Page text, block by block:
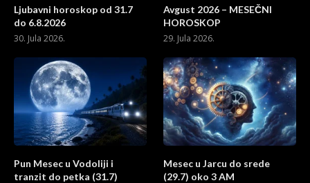
Ljubavni horoskop od 31.7
do 6.8.2026
30. Jula 2026.
Avgust 2026 – MESEČNI
HOROSKOP
29. Jula 2026.
Pun Mesec u Vodoliji i
tranzit do petka (31.7)
Mesec u Jarcu do srede
(29.7) oko 3 AM